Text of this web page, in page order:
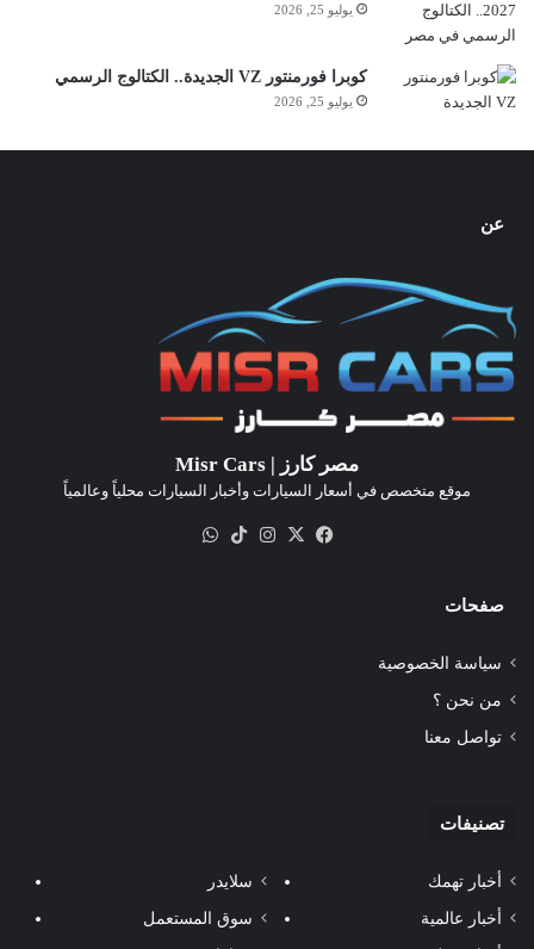
يوليو 25, 2026
كوبرا فورمنتور VZ الجديدة.. الكتالوج الرسمي
يوليو 25, 2026
عن
مصر كارز | Misr Cars
موقع متخصص في أسعار السيارات وأخبار السيارات محلياً وعالمياً
فيسبوك
‫X انستقرام‫TikTok
صفحات
سياسة الخصوصية
من نحن ؟
تواصل معنا
تصنيفات
أخبار تهمك
أخبار عالمية
سلايدر
سوق المستعمل